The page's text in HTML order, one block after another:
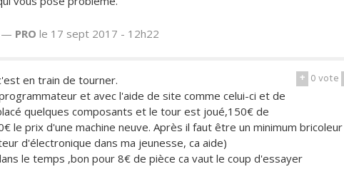
— PRO le 17 sept 2017 - 12h22
+ 0vote
en train de tourner.
et avec l'aide de site comme celui-ci et de
quelques composants et le tour est joué,150€ de
le prix d'une machine neuve. Après il faut être un minimum bricoleur
d'électronique dans ma jeunesse, ca aide)
le temps ,bon pour 8€ de pièce ca vaut le coup d'essayer